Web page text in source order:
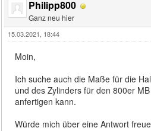
Philipp800
Ganz neu hier
15.03.2021, 18:44
Moin,
Ich suche auch die Maße für die
und des Zylinders für den 800er
anfertigen kann.
Würde mich über eine Antwort